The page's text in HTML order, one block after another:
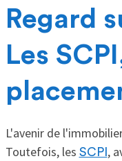
Regard
Les
L'avenir de
Toutefois, les SCPI ,